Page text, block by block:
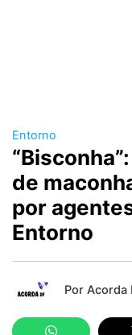
Entorno
de
por
Entorno
Por Acorda